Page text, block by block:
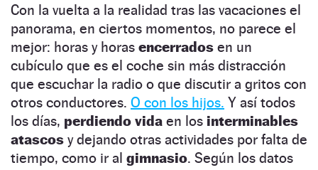
Con la vuelta a la realidad tras las vacaciones el
panorama, en ciertos momentos, no parece el
mejor: horas y horas encerrados en un
cubículo que es el coche sin más distracción
que escuchar la radio o que discutir a gritos con
otros conductores. O con los hijos. Y así todos
los días, perdiendo vida en los interminables
atascos y dejando otras actividades por falta de
tiempo, como ir al gimnasio. Según los datos